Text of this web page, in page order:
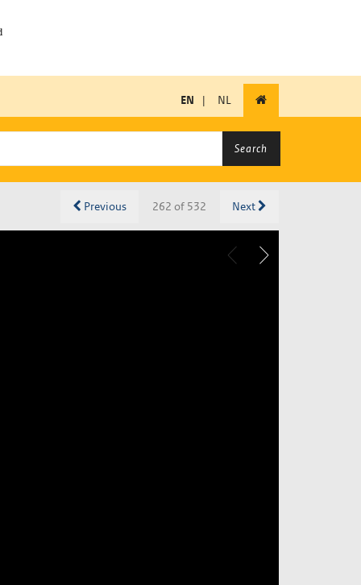
EN | NL
Search
Previous 262 of 532 Next